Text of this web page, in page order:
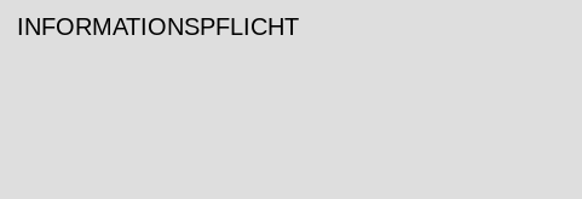
INFORMATIONSPFLICHT